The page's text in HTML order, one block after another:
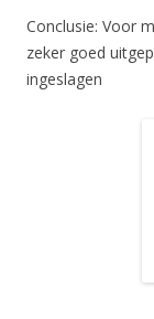
Conclusie: Voor
zeker goed
ingeslagen